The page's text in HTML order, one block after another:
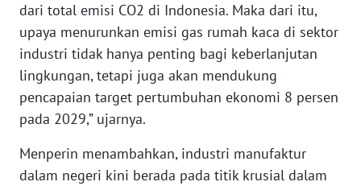
dari total emisi CO2 di Indonesia. Maka dari itu,
upaya menurunkan emisi gas rumah kaca di sektor
industri tidak hanya penting bagi keberlanjutan
lingkungan, tetapi juga akan mendukung
pencapaian target pertumbuhan ekonomi 8 persen
pada 2029,” ujarnya.
Menperin menambahkan, industri manufaktur
dalam negeri kini berada pada titik krusial dalam
WN
SERAMBI
WN
JAMBI
SULTRA